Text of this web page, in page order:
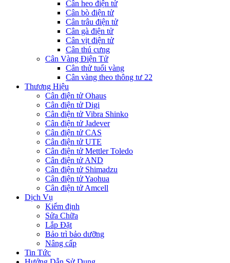
Cân heo điện tử
Cân bò điện tử
Cân trâu điện tử
Cân gà điện tử
Cân vịt điện tử
Cân thú cưng
Cân Vàng Điện Tử
Cân thử tuổi vàng
Cân vàng theo thông tư 22
Thương Hiệu
Cân điện tử Ohaus
Cân điện tử Digi
Cân điện tử Vibra Shinko
Cân điện tử Jadever
Cân điện tử CAS
Cân điện tử UTE
Cân điện tử Mettler Toledo
Cân điện tử AND
Cân điện tử Shimadzu
Cân điện tử Yaohua
Cân điện tử Amcell
Dịch Vụ
Kiểm định
Sửa Chữa
Lắp Đặt
Bảo trì bảo dưỡng
Nâng cấp
Tin Tức